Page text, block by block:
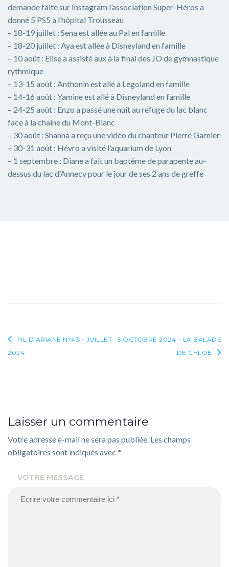
demande faite sur Instagram l’association Super-Héros a
donné 5 PS5 à l’hôpital Trousseau
– 18-19 juillet : Sena est allée au Pal en famille
– 18-20 juillet : Aya est allée à Disneyland en famille
– 10 août : Elise a assisté aux à la final des JO de gymnastique
rythmique
– 13-15 août : Anthonin est allé à Legoland en famille
– 14-16 août : Yamine est allé à Disneyland en famille
– 24-25 août : Enzo a passé une nuit au refuge du lac blanc
face à la chaine du Mont-Blanc
– 30 août : Shanna a reçu une vidéo du chanteur Pierre Garnier
– 30-31 août : Hévro a visité l’aquarium de Lyon
– 1 septembre : Diane a fait un baptême de parapente au-
dessus du lac d’Annecy pour le jour de ses 2 ans de greffe
Navigation
de
FIL D’ARIANE N°43 – JUILLET
2024
5 OCTOBRE 2024 – LA BALADE
DE CHLOÉ
Laisser un commentaire
Votre adresse e-mail ne sera pas publiée. Les champs
obligatoires sont indiqués avec *
VOTRE MESSAGE